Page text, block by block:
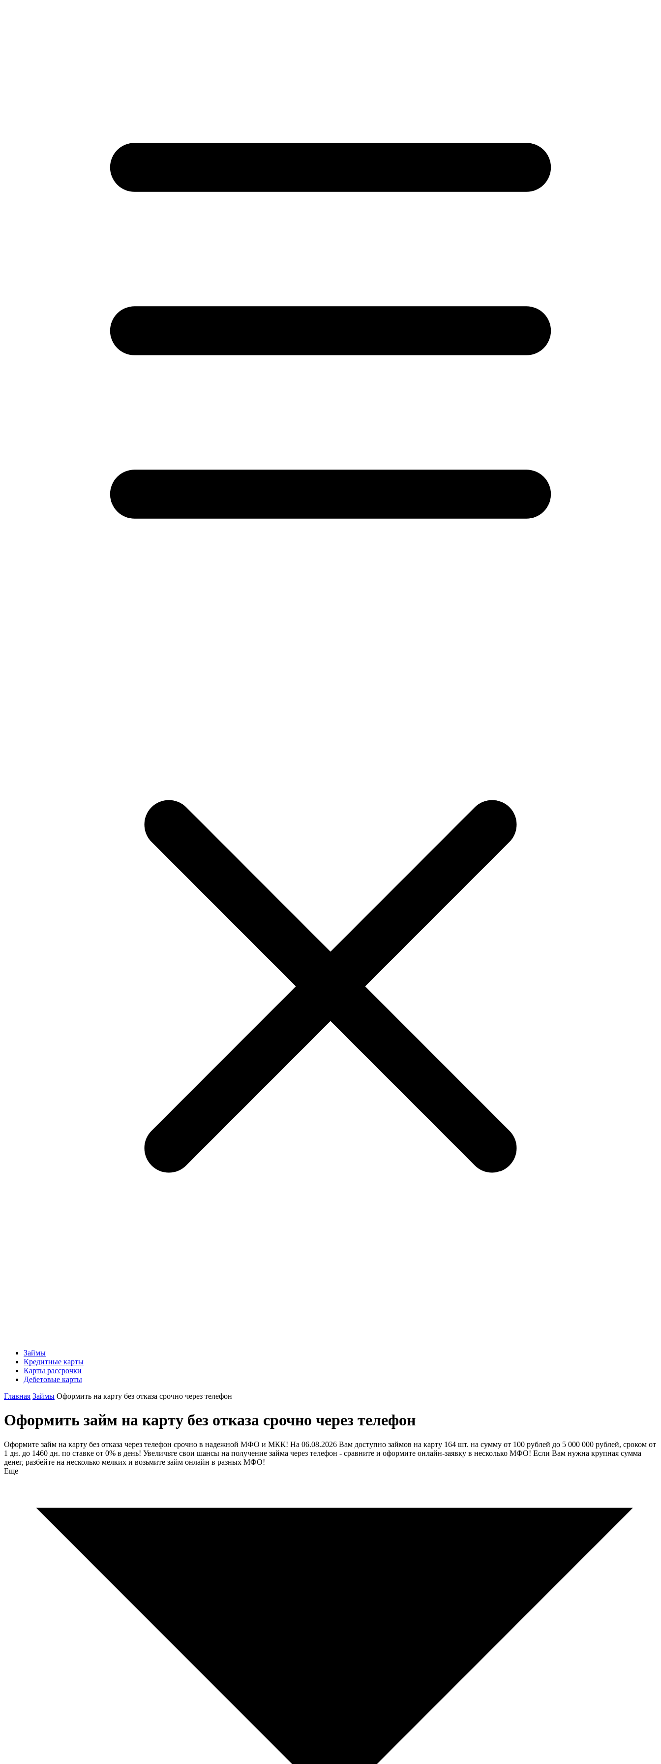
Займы
Кредитные карты
Карты рассрочки
Дебетовые карты
Главная Займы Оформить на карту без отказа срочно через телефон
Оформить займ на карту без отказа срочно через телефон
Оформите займ на карту без отказа через телефон срочно в надежной МФО и МКК! На 06.08.2026 Вам доступно займов на карту 164 шт. на сумму от 100 рублей до 5 000 000 рублей, сроком от
1 дн. до 1460 дн. по ставке от 0% в день! Увеличьте свои шансы на получение займа через телефон - сравните и оформите онлайн-заявку в несколько МФО! Если Вам нужна крупная сумма
денег, разбейте на несколько мелких и возьмите займ онлайн в разных МФО!
Еще